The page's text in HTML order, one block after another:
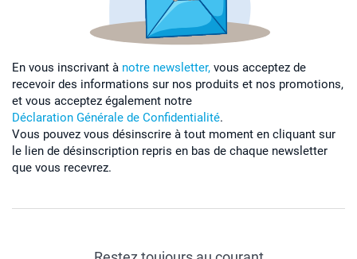
En vous inscrivant à notre newsletter, vous acceptez de
recevoir des informations sur nos produits et nos promotions,
et vous acceptez également notre
Déclaration Générale de Confidentialité.
Vous pouvez vous désinscrire à tout moment en cliquant sur
le lien de désinscription repris en bas de chaque newsletter
que vous recevrez.